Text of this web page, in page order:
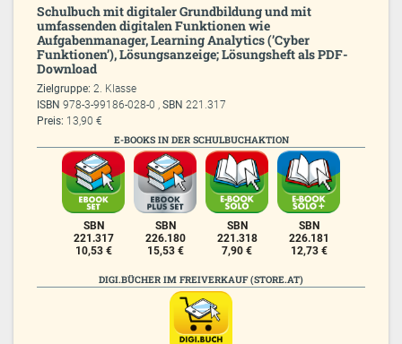
Schulbuch mit digitaler Grundbildung und mit
umfassenden digitalen Funktionen wie
Aufgabenmanager, Learning Analytics (’Cyber
Funktionen’), Lösungsanzeige; Lösungsheft als PDF-
Download
Zielgruppe:2. Klasse
ISBN978-3-99186-028-0 ,SBN221.317
Preis: 13,90 €
E-BOOKS IN DER SCHULBUCHAKTION
SBN
221.317
10,53 €
SBN
226.180
15,53 €
SBN
221.318
7,90 €
SBN
226.181
12,73 €
DIGI.BÜCHER IM FREIVERKAUF (STORE.AT)